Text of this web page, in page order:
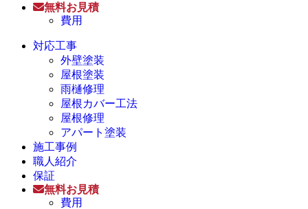
無料お見積
費用
対応工事
外壁塗装
屋根塗装
雨樋修理
屋根カバー工法
屋根修理
アパート塗装
施工事例
職人紹介
保証
無料お見積
費用